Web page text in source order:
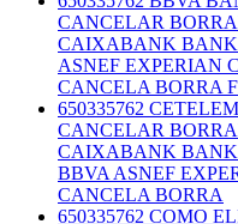
CANCELAR
CAIXABANK
ASNEF EXPERIAN
CANCELA BORRA
650335762
CANCELAR
CAIXABANK
BBVA ASNEF
CANCELA BORRA
650335762 COMO